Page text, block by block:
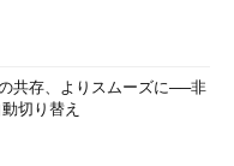
共存、よりスムーズに──非
切り替え